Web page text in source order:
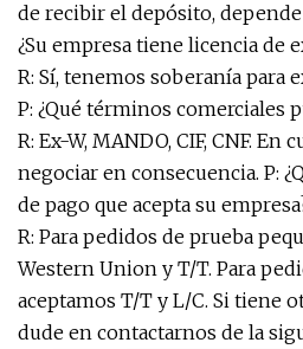
de recibir el depósito,
¿Su empresa tiene licencia de
R: Sí, tenemos soberanía para
P: ¿Qué términos comerciales
R: Ex-W, MANDO, CIF, CNF.
negociar en consecuencia. P:
de pago que acepta su
R: Para pedidos de prueba
Western Union y T/T. Para
aceptamos T/T y L/C. Si tiene
dude en contactarnos de la